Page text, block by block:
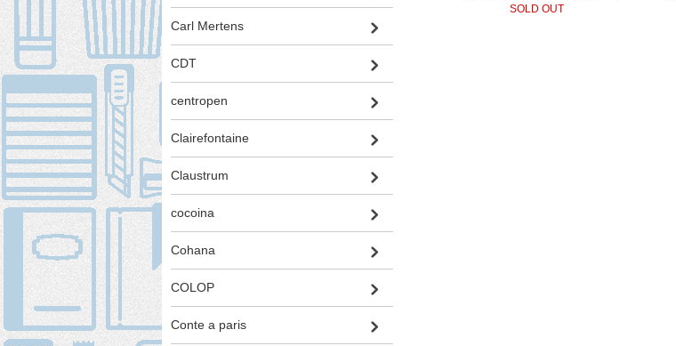
SOLD OUT
Carl Mertens
CDT
centropen
Clairefontaine
Claustrum
cocoina
Cohana
COLOP
Conte a paris